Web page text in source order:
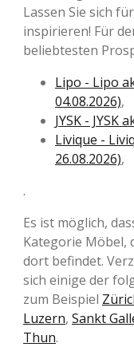
Lassen Sie sich
inspirieren! Für
beliebtesten
Lipo - Lipo
04.08.2026),
JYSK - JYSK
Livique -
26.08.2026),
.
Es ist möglich,
Kategorie Möbel,
dort befindet.
sich einige der
zum Beispiel
Luzern, Sankt
Thun.